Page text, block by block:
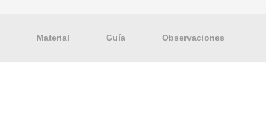
Material Guía Observaciones